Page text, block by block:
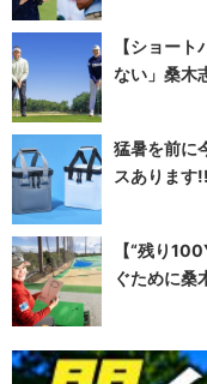
【ショー
ない」桑木
猛暑を前に
スあります!!
【“残り
ぐために桑